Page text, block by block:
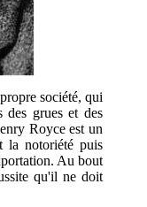
société, qui
des grues et des
Royce est un
la notoriété puis
Au bout
qu'il ne doit